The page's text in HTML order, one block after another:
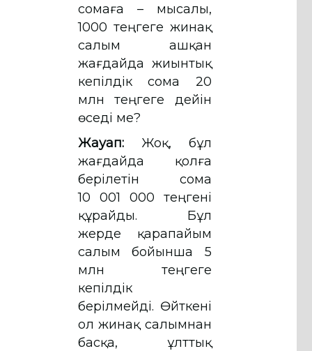
сомаға – мысалы,
1000 теңгеге жинақ
салым ашқан
жағдайда жиынтық
кепілдік сома 20
млн теңгеге дейін
өседі ме?
Жауап: Жоқ, бұл
жағдайда қолға
берілетін сома
10 001 000 теңгені
құрайды. Бұл
жерде қарапайым
салым бойынша 5
млн теңгеге
кепілдік
берілмейді. Өйткені
ол жинақ салымнан
басқа, ұлттық